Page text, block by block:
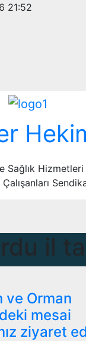
21:52
Sağlık Hizmetleri
il
ve Orman
mesai
ziyaret